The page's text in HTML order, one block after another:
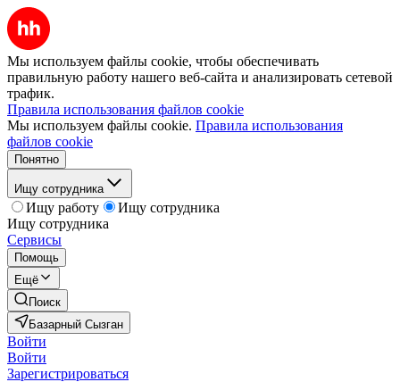
Мы используем файлы cookie, чтобы обеспечивать
правильную работу нашего веб-сайта и анализировать сетевой
трафик.
Правила использования файлов cookie
Мы используем файлы cookie. Правила использования
файлов cookie
Понятно
Ищу сотрудника
Ищу работу
Ищу сотрудника
Ищу сотрудника
Сервисы
Помощь
Ещё
Поиск
Базарный Сызган
Войти
Войти
Зарегистрироваться